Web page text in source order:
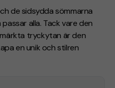
de sidsydda sömmarna
alla. Tack vare den
tryckytan är den
en unik och stilren